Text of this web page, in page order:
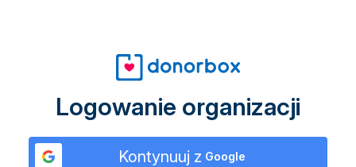
Logowanie organizacji
Kontynuuj z Google